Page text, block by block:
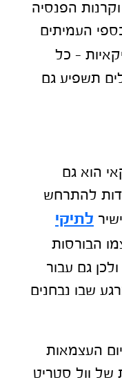
הפנסיה
העמיתים
– כל
תשפיע גם
הוא גם
להתרחש
לתיקי
עצמו הבורסות
גם עבור
שבו נבחנים
יום העצמאות
של וול סטריט